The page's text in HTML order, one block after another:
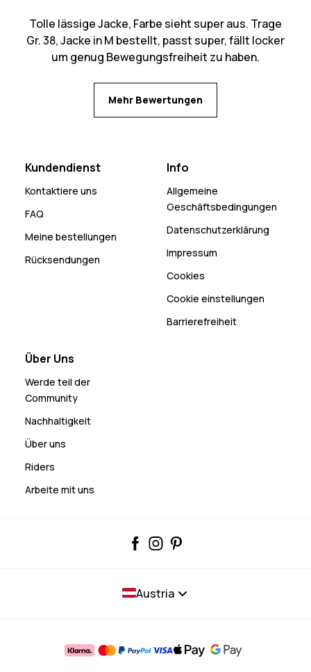
Tolle lässige Jacke, Farbe sieht super aus. Trage
Gr. 38, Jacke in M bestellt, passt super, fällt locker
um genug Bewegungsfreiheit zu haben.
Mehr Bewertungen
Kundendienst
Kontaktiere uns
FAQ
Meine bestellungen
Rücksendungen
Info
Allgemeine
Geschäftsbedingungen
Datenschutzerklärung
Impressum
Cookies
Cookie einstellungen
Barrierefreiheit
Über Uns
Werde teil der
Community
Nachhaltigkeit
Über uns
Riders
Arbeite mit uns
Austria